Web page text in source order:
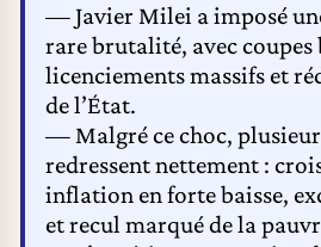
— Javier Milei a imposé
rare brutalité, avec coupes
licenciements massifs et
de l’État.
— Malgré ce choc,
redressent nettement :
inflation en forte baisse,
et recul marqué de la